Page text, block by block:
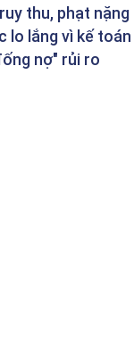
thu, phạt nặng
lo lắng vì kế toán
nợ" rủi ro